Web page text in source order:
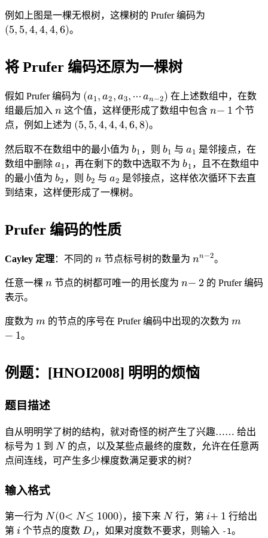
例如上图是一棵无根树，这棵树的 Prufer 编码为
(5,5,4,4,4,6)。
将 Prufer 编码还原为一棵树
假如 Prufer 编码为 (𝑎1,𝑎2,𝑎3,⋯𝑎𝑛−2)
(a1,a2,a3,⋯a n−2)
在上述数组中，在数
组最后加入 𝑛
n
这个值，这样便形成了数组中包含 𝑛− 1
n−1
个节
点，例如上述为 (5,5,4,4,4,6,8)。
然后取不在数组中的最小值为 𝑏1
b1
，则 𝑏1
b1
与𝑎1
a1
是邻接点，在
数组中删除 𝑎1
a1
，再在剩下的数中选取不为𝑏1
b1
，且不在数组中
的最小值为 𝑏2
b2
，则 𝑏2
b2
与𝑎2
a2
是邻接点，这样依次循环下去直
到结束，这样便形成了一棵树。
Prufer 编码的性质
Cayley 定理：不同的 𝑛节点标号树的数量为 𝑛𝑛−2。
任意一棵 𝑛
n
节点的树都可唯一的用长度为 𝑛− 2
n−2
的 Prufer 编码
表示。
度数为 𝑚
m
的节点的序号在 Prufer 编码中出现的次数为 𝑚
− 1。
例题：[HNOI2008] 明明的烦恼
题目描述
自从明明学了树的结构，就对奇怪的树产生了兴趣…… 给出
标号为 1
1
到 𝑁
N
的点，以及某些点最终的度数，允许在任意两
点间连线，可产生多少棵度数满足要求的树？
输入格式
第一行为 𝑁(0< 𝑁≤ 1000)
N( 0 <N≤1000)
，接下来 𝑁
N
行，第 𝑖+ 1
i+1
行给出
第 𝑖 个节点的度数 𝐷𝑖，如果对度数不要求，则输入 -1。